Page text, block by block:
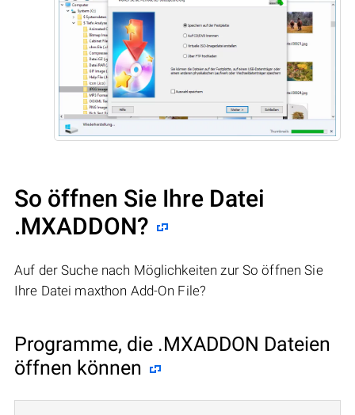
So öffnen Sie Ihre Datei
.MXADDON?
Auf der Suche nach Möglichkeiten zur So öffnen Sie
Ihre Datei maxthon Add-On File?
Programme, die .MXADDON Dateien
öffnen können